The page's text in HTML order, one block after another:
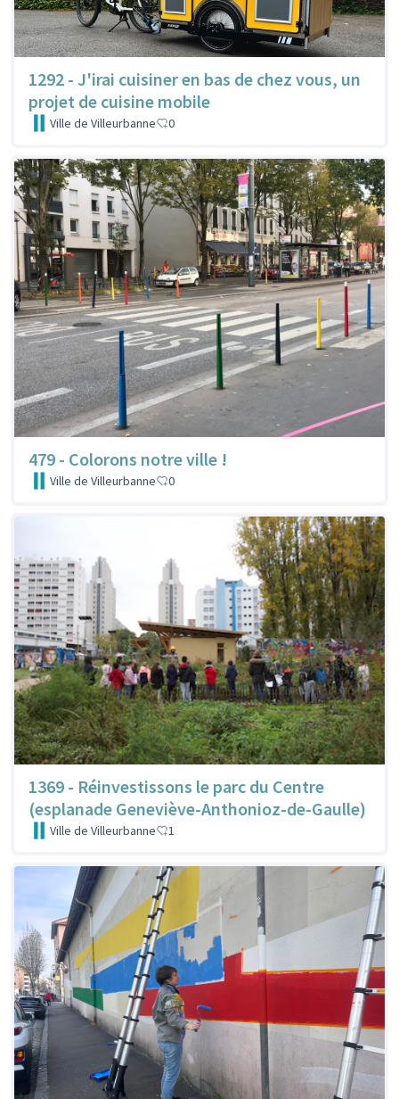
1292 - J'irai cuisiner en bas de chez vous, un
projet de cuisine mobile
Ville de Villeurbanne 0
479 - Colorons notre ville !
Ville de Villeurbanne 0
1369 - Réinvestissons le parc du Centre
(esplanade Geneviève-Anthonioz-de-Gaulle)
Ville de Villeurbanne 1